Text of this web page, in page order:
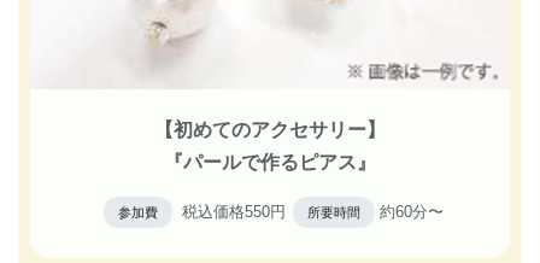
【初めてのアクセサリー】
『パールで作るピアス』
参加費 税込価格550円 所要時間 約60分〜